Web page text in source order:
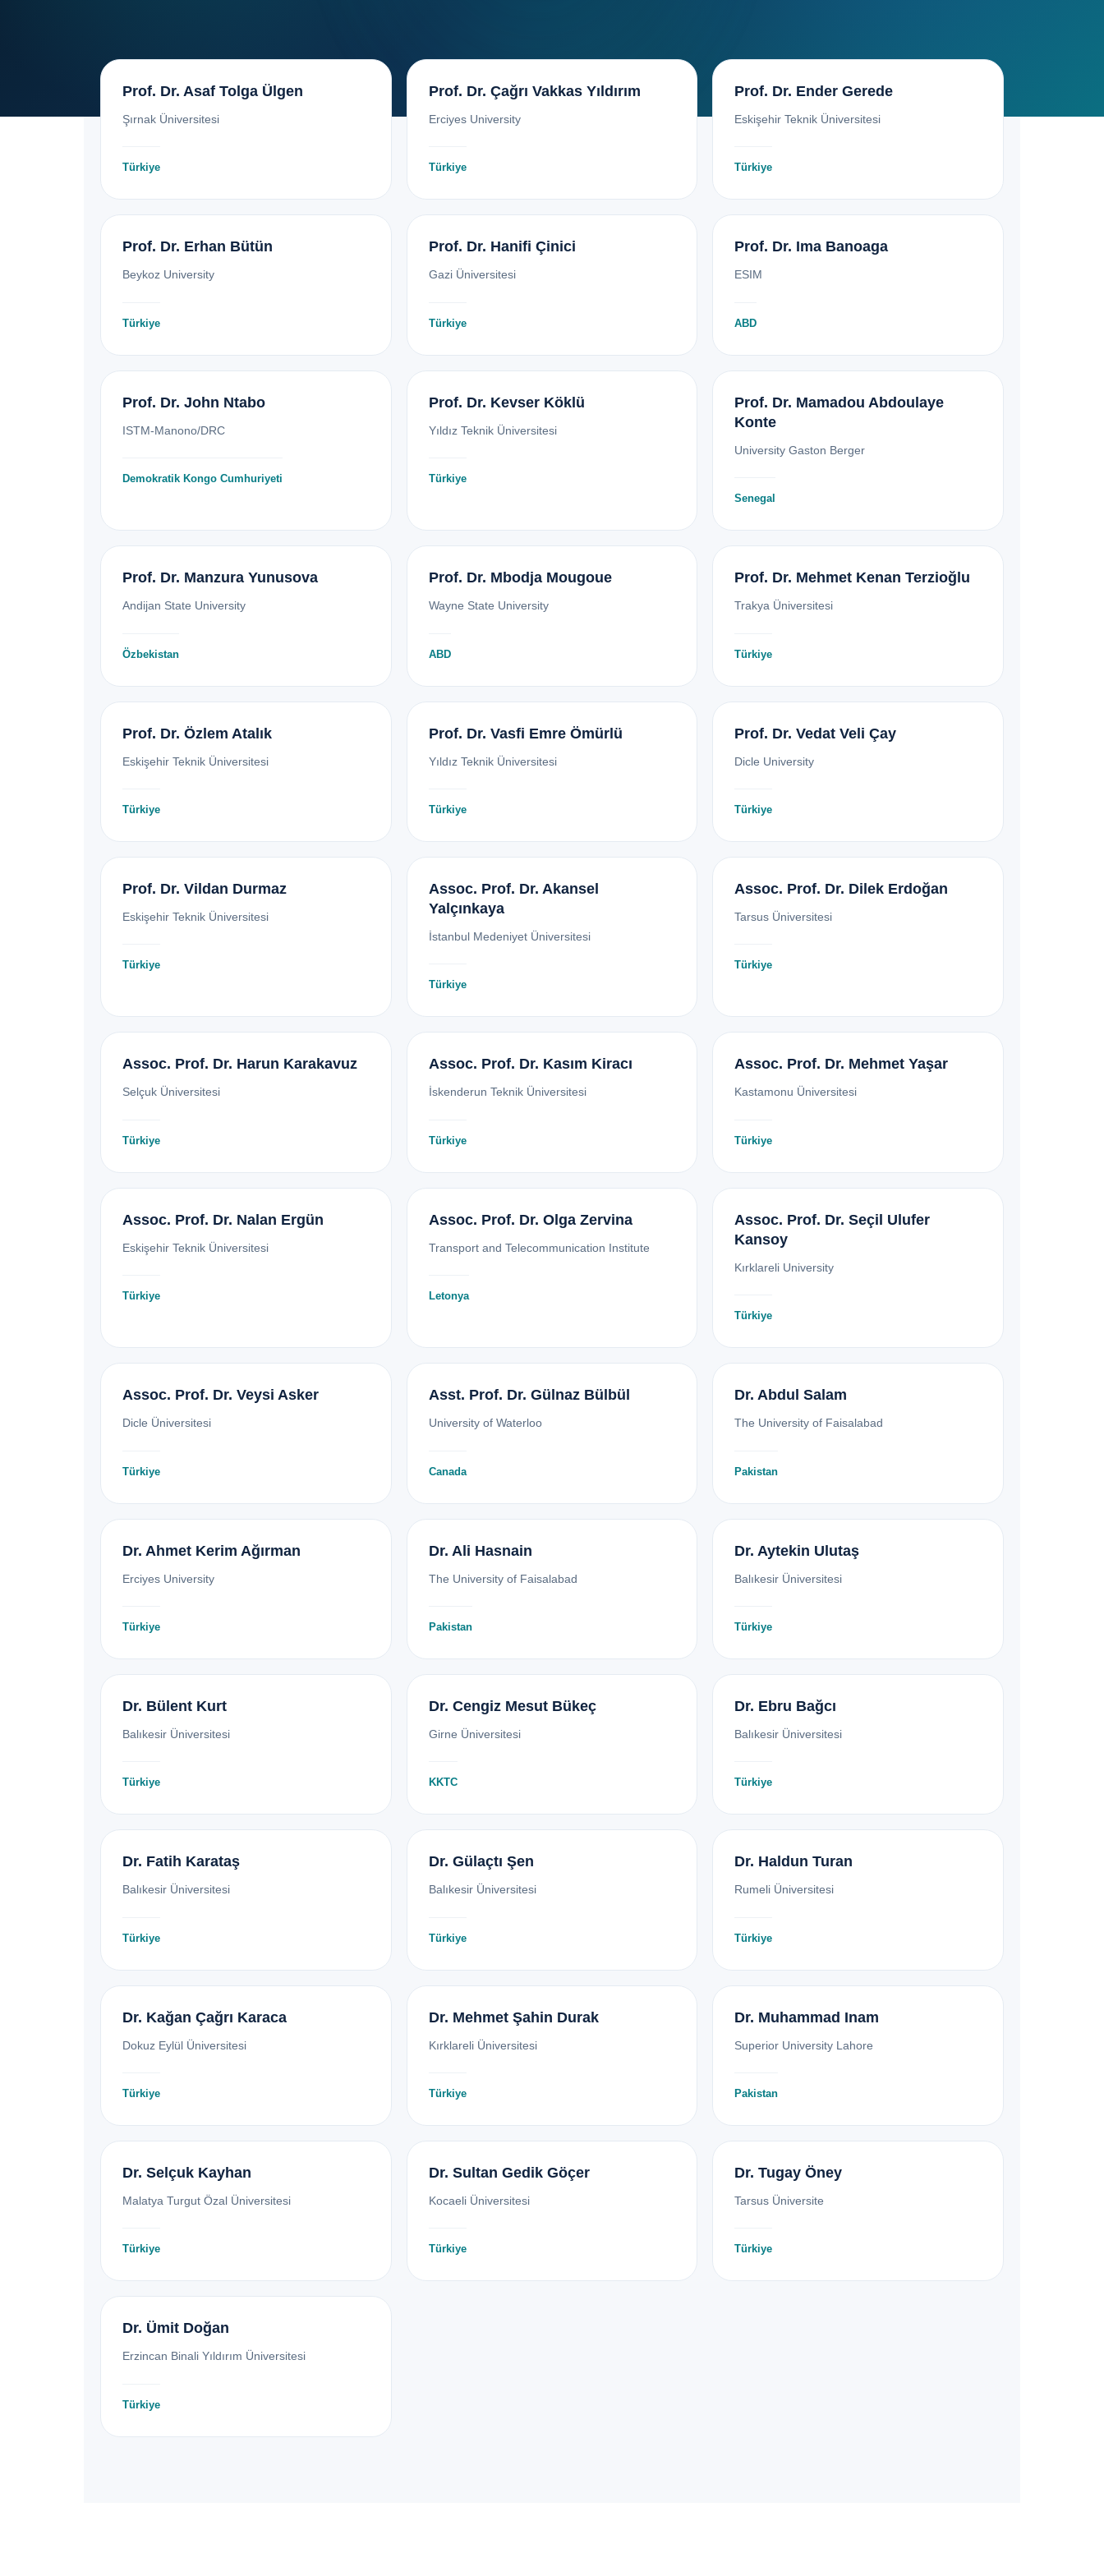
Prof. Dr. Asaf Tolga Ülgen
Şırnak Üniversitesi
Türkiye
Prof. Dr. Çağrı Vakkas Yıldırım
Erciyes University
Türkiye
Prof. Dr. Ender Gerede
Eskişehir Teknik Üniversitesi
Türkiye
Prof. Dr. Erhan Bütün
Beykoz University
Türkiye
Prof. Dr. Hanifi Çinici
Gazi Üniversitesi
Türkiye
Prof. Dr. Ima Banoaga
ESIM
ABD
Prof. Dr. John Ntabo
ISTM-Manono/DRC
Demokratik Kongo Cumhuriyeti
Prof. Dr. Kevser Köklü
Yıldız Teknik Üniversitesi
Türkiye
Prof. Dr. Mamadou Abdoulaye
Konte
University Gaston Berger
Senegal
Prof. Dr. Manzura Yunusova
Andijan State University
Özbekistan
Prof. Dr. Mbodja Mougoue
Wayne State University
ABD
Prof. Dr. Mehmet Kenan Terzioğlu
Trakya Üniversitesi
Türkiye
Prof. Dr. Özlem Atalık
Eskişehir Teknik Üniversitesi
Türkiye
Prof. Dr. Vasfi Emre Ömürlü
Yıldız Teknik Üniversitesi
Türkiye
Prof. Dr. Vedat Veli Çay
Dicle University
Türkiye
Prof. Dr. Vildan Durmaz
Eskişehir Teknik Üniversitesi
Türkiye
Assoc. Prof. Dr. Akansel
Yalçınkaya
İstanbul Medeniyet Üniversitesi
Türkiye
Assoc. Prof. Dr. Dilek Erdoğan
Tarsus Üniversitesi
Türkiye
Assoc. Prof. Dr. Harun Karakavuz
Selçuk Üniversitesi
Türkiye
Assoc. Prof. Dr. Kasım Kiracı
İskenderun Teknik Üniversitesi
Türkiye
Assoc. Prof. Dr. Mehmet Yaşar
Kastamonu Üniversitesi
Türkiye
Assoc. Prof. Dr. Nalan Ergün
Eskişehir Teknik Üniversitesi
Türkiye
Assoc. Prof. Dr. Olga Zervina
Transport and Telecommunication Institute
Letonya
Assoc. Prof. Dr. Seçil Ulufer
Kansoy
Kırklareli University
Türkiye
Assoc. Prof. Dr. Veysi Asker
Dicle Üniversitesi
Türkiye
Asst. Prof. Dr. Gülnaz Bülbül
University of Waterloo
Canada
Dr. Abdul Salam
The University of Faisalabad
Pakistan
Dr. Ahmet Kerim Ağırman
Erciyes University
Türkiye
Dr. Ali Hasnain
The University of Faisalabad
Pakistan
Dr. Aytekin Ulutaş
Balıkesir Üniversitesi
Türkiye
Dr. Bülent Kurt
Balıkesir Üniversitesi
Türkiye
Dr. Cengiz Mesut Bükeç
Girne Üniversitesi
KKTC
Dr. Ebru Bağcı
Balıkesir Üniversitesi
Türkiye
Dr. Fatih Karataş
Balıkesir Üniversitesi
Türkiye
Dr. Gülaçtı Şen
Balıkesir Üniversitesi
Türkiye
Dr. Haldun Turan
Rumeli Üniversitesi
Türkiye
Dr. Kağan Çağrı Karaca
Dokuz Eylül Üniversitesi
Türkiye
Dr. Mehmet Şahin Durak
Kırklareli Üniversitesi
Türkiye
Dr. Muhammad Inam
Superior University Lahore
Pakistan
Dr. Selçuk Kayhan
Malatya Turgut Özal Üniversitesi
Türkiye
Dr. Sultan Gedik Göçer
Kocaeli Üniversitesi
Türkiye
Dr. Tugay Öney
Tarsus Üniversite
Türkiye
Dr. Ümit Doğan
Erzincan Binali Yıldırım Üniversitesi
Türkiye